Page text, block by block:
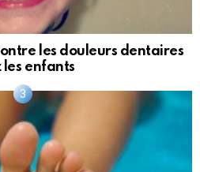
les douleurs dentaires
les enfants